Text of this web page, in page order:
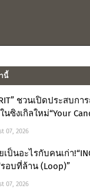
นี้
ชวนเปิดประสบก
นซิงเกิลใหม่“Your
07, 2026
ป็นอะไรกับคนเก่า
รอบที่ล้าน (Loop)”
07, 2026